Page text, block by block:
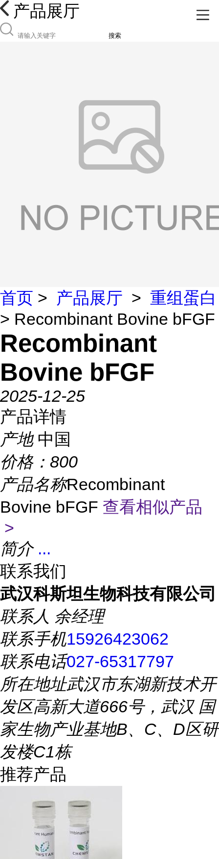
产品展厅
搜索
首页 > 产品展厅 > 重组蛋白
> Recombinant Bovine bFGF
Recombinant
Bovine bFGF
2025-12-25
产品详情
产地 中国
价格： 800
产品名称Recombinant
Bovine bFGF 查看相似产品
>
简介 ...
联系我们
武汉科斯坦生物科技有限公司
联系人 余经理
联系手机15926423062
联系电话027-65317797
所在地址武汉市东湖新技术开
发区高新大道666号，武汉 国
家生物产业基地B、C、D区研
发楼C1栋
推荐产品